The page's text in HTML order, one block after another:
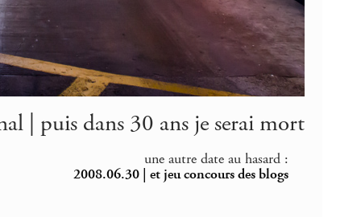
| puis dans 30 ans je serai mort
une autre date au hasard :
2008.06.30 | et jeu concours des blogs